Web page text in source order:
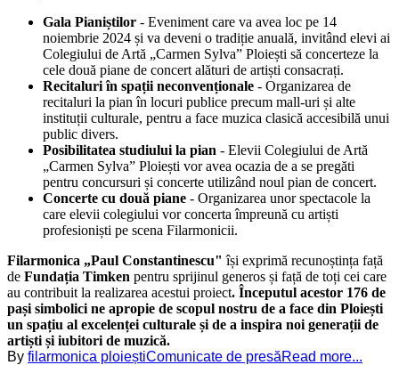
Gala Pianiștilor - Eveniment care va avea loc pe 14
noiembrie 2024 și va deveni o tradiție anuală, invitând elevi ai
Colegiului de Artă „Carmen Sylva” Ploiești să concerteze la
cele două piane de concert alături de artiști consacrați.
Recitaluri în spații neconvenționale - Organizarea de
recitaluri la pian în locuri publice precum mall-uri și alte
instituții culturale, pentru a face muzica clasică accesibilă unui
public divers.
Posibilitatea studiului la pian - Elevii Colegiului de Artă
„Carmen Sylva” Ploiești vor avea ocazia de a se pregăti
pentru concursuri și concerte utilizând noul pian de concert.
Concerte cu două piane - Organizarea unor spectacole la
care elevii colegiului vor concerta împreună cu artiști
profesioniști pe scena Filarmonicii.
Filarmonica „Paul Constantinescu" își exprimă recunoștința față
de Fundația Timken pentru sprijinul generos și față de toți cei care
au contribuit la realizarea acestui proiect. Începutul acestor 176 de
pași simbolici ne apropie de scopul nostru de a face din Ploiești
un spațiu al excelenței culturale și de a inspira noi generații de
artiști și iubitori de muzică.
By filarmonica ploieștiComunicate de presăRead more...